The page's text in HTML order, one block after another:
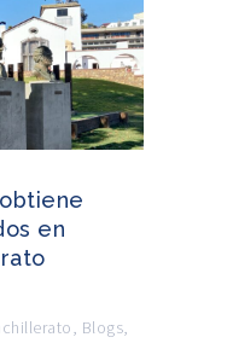
en
, Blogs,